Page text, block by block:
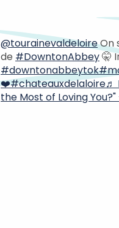
@tourainevaldeloireOn
de #DowntonAbbey🤫
#downtonabbeytok
❤️#chateauxdelaloire♬
the Most of Loving